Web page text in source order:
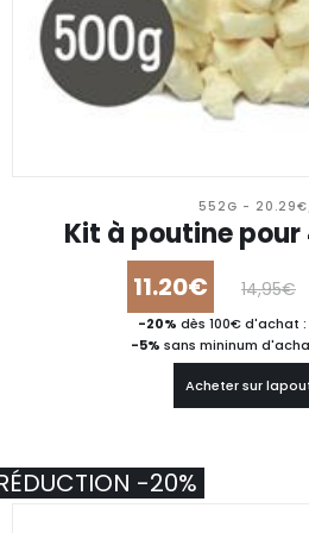
552G -
Kit à poutine pour
11.20€ 14,95€
-20% dès 100€ d'achat
-5% sans mininum
Acheter sur
-20%